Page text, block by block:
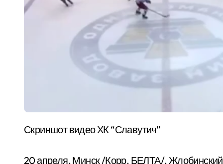
Скриншот видео ХК “Славутич”
20 апреля, Минск /Корр. БЕЛТА/. Жлобинский